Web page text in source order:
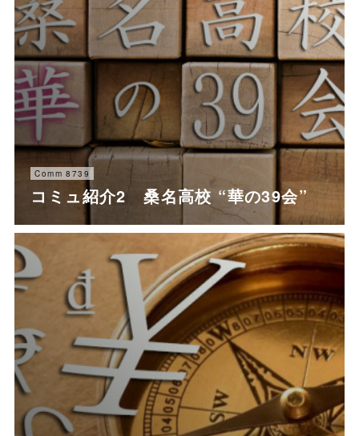
Comm 8739
コミュ紹介2 桑名高校 “華の39会”